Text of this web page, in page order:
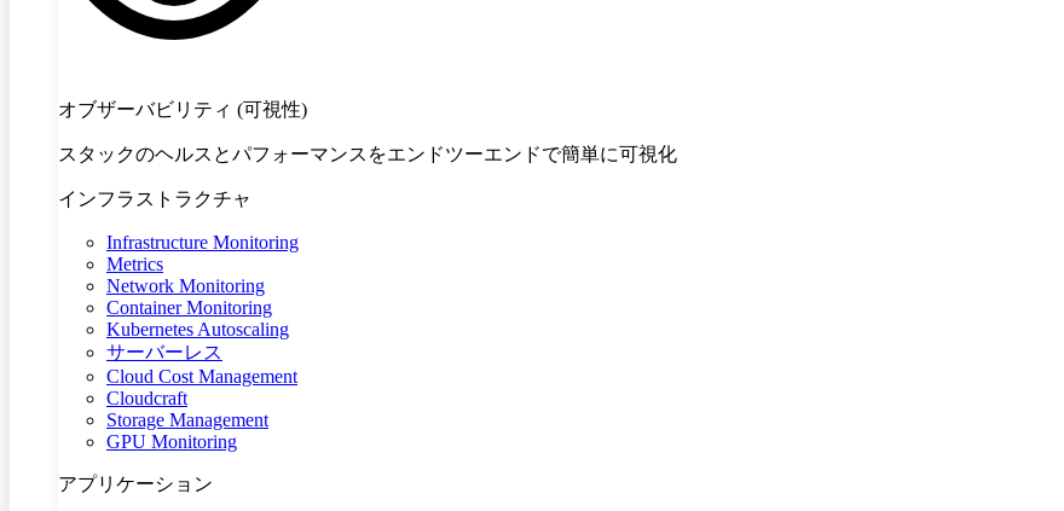
オブザーバビリティ (可視性)
スタックのヘルスとパフォーマンスをエンドツーエンドで簡単に可視化
インフラストラクチャ
Infrastructure Monitoring
Metrics
Network Monitoring
Container Monitoring
Kubernetes Autoscaling
サーバーレス
Cloud Cost Management
Cloudcraft
Storage Management
GPU Monitoring
アプリケーション